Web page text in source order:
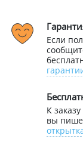
Если
К
вы